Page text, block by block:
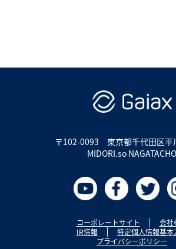
〒102-0093 東京都千代田区
MIDORI.so NAGATACHO
コーポレートサイト
会社
IR情報
特定個人情報基本
プライバシーポリシー